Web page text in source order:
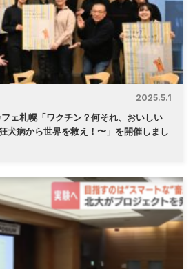
2025.5.1
ェ札幌「ワクチン？何それ、おいしい
犬病から世界を救え！〜」を開催しまし